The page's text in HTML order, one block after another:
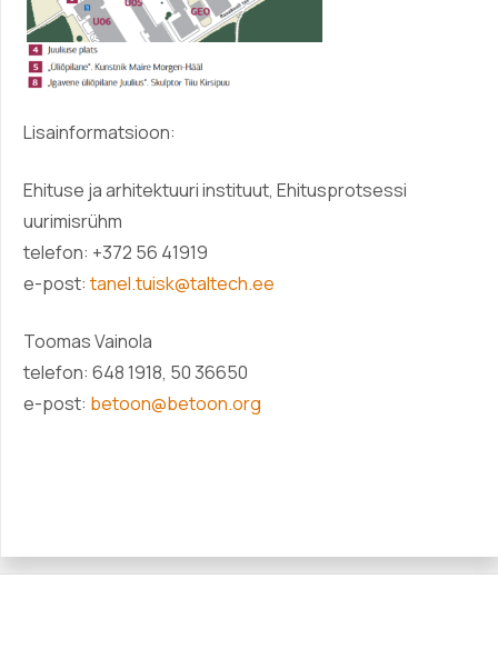
Lisainformatsioon:
Ehituse ja arhitektuuri instituut, Ehitusprotsessi
uurimisrühm
telefon: +372 56 41919
e-post:tanel.tuisk@taltech.ee
Toomas Vainola
telefon: 648 1918, 50 36650
e-post: betoon@betoon.org